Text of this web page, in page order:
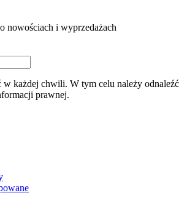
nowościach i wyprzedażach
w każdej chwili. W tym celu należy odnaleźć
prawnej.